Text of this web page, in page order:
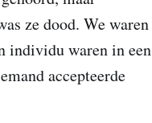
ze dood. We waren
individu waren in een
accepteerde